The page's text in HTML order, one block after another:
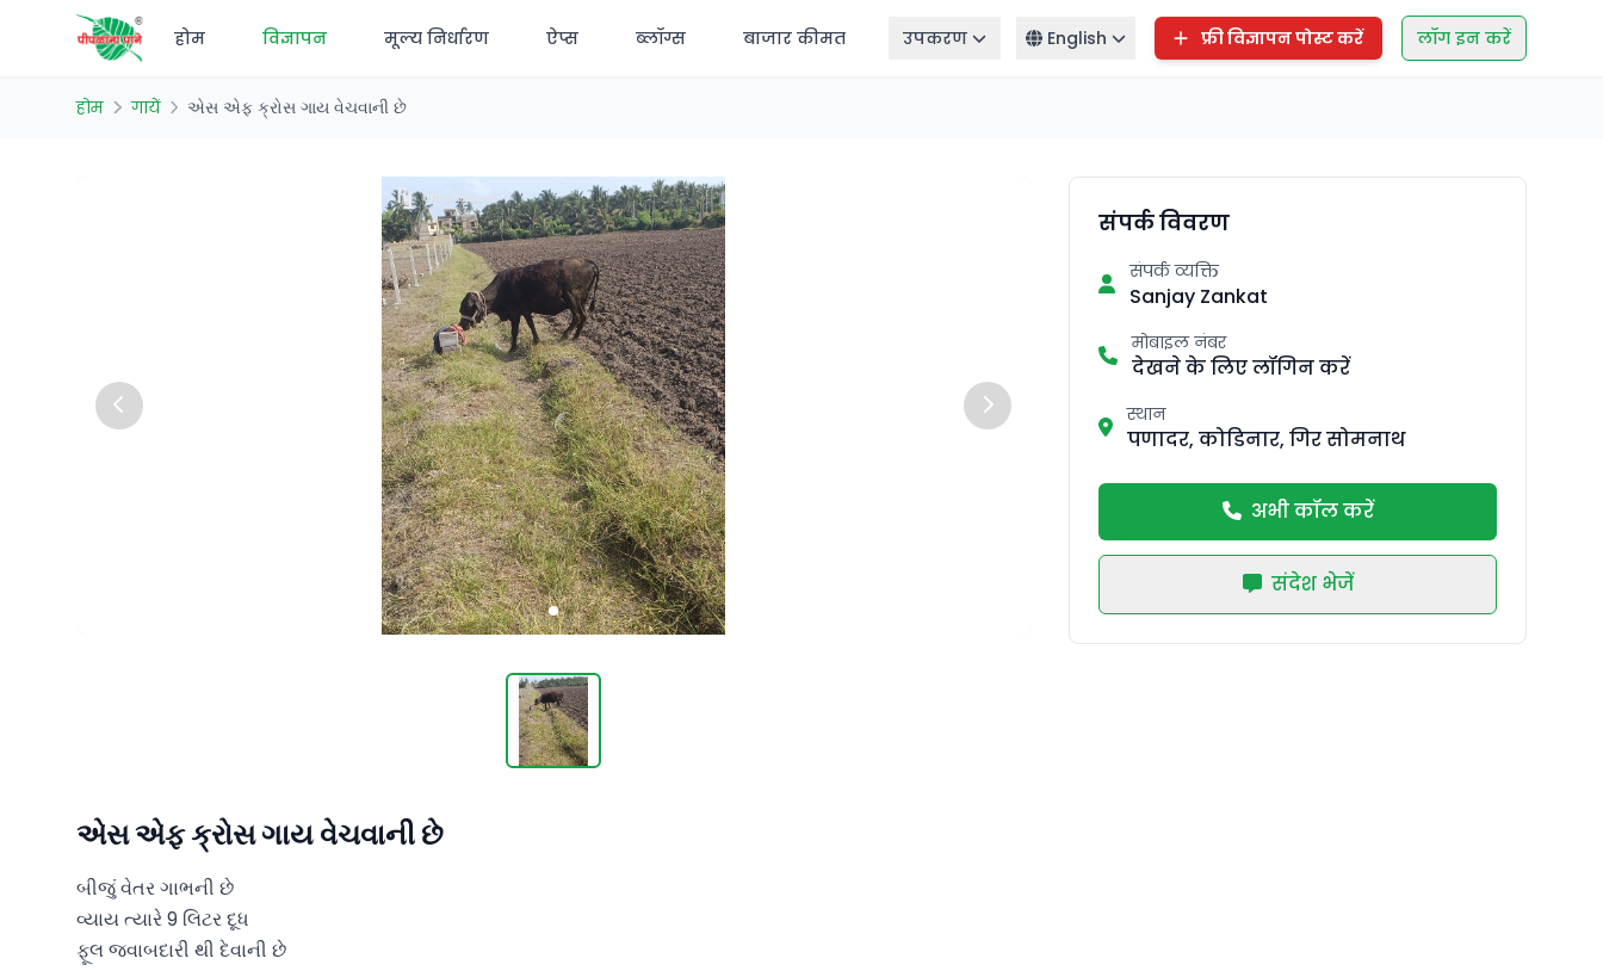
होम विज्ञापन मूल्य निर्धारण ऐप्स ब्लॉग्स बाजार कीमत उपकरण English फ्री विज्ञापन पोस्ट करें लॉग इन करें
होम गायें એસ એફ ક્રોસ ગાય વેચવાની છે
એસ એફ ક્રોસ ગાય વેચવાની છે
બીજું વેતર ગાભની છે
વ્યાય ત્યારે 9 લિટર દૂધ
ફૂલ જવાબદારી થી દેવાની છે
संपर्क विवरण
संपर्क व्यक्ति
Sanjay Zankat
मोबाइल नंबर
देखने के लिए लॉगिन करें
स्थान
पणादर, कोडिनार, गिर सोमनाथ
अभी कॉल करें
संदेश भेजें